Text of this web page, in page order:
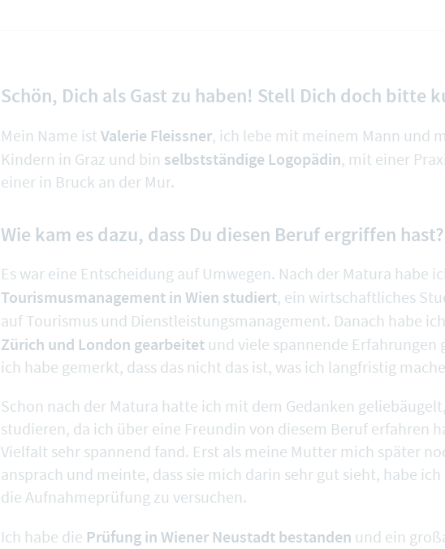
Schön, Dich als Gast zu haben! Stell Dich doch bitte
Mein Name ist Valerie Fleissner, ich lebe mit meinem Mann und
Kindern in Graz und bin selbstständige Logopädin, mit einer
einer in Bruck an der Mur.
Wie kam es dazu, dass Du diesen Beruf ergriffen hast?
Es war eine Entscheidung auf Umwegen. Nach der Matura habe
Tourismusmanagement in Wien studiert, ein wirtschaftliches
auf Tourismus und Dienstleistungsmanagement. Danach habe ich
Zürich und London gearbeitet und viele spannende Erfahrungen
ich habe gemerkt, dass das nicht das ist, was ich langfristig
Schon nach der Matura hatte ich mit dem Gedanken
studieren, da ich über eine Freundin von diesem Beruf erfahren
Vielfalt sehr spannend fand. Erst als meine Mutter mich später
ansprach und meinte, dass sie mich darin sehr gut sieht, habe
die Aufnahmeprüfung zu versuchen.
Ich habe die Prüfung in Wiener Neustadt bestanden und ein